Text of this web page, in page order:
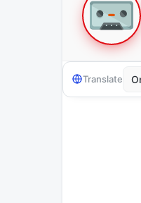
Translate